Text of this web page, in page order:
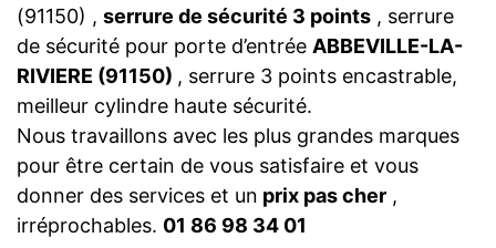
(91150) , serrure de sécurité 3 points , serrure
de sécurité pour porte d’entrée ABBEVILLE-LA-
RIVIERE (91150) , serrure 3 points encastrable,
meilleur cylindre haute sécurité.
Nous travaillons avec les plus grandes marques
pour être certain de vous satisfaire et vous
donner des services et un prix pas cher ,
irréprochables. 01 86 98 34 01